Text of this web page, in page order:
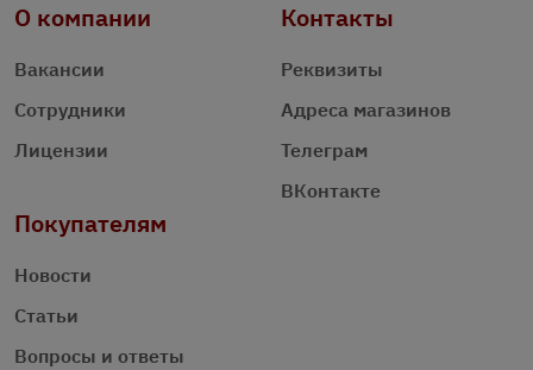
О компании
Вакансии
Сотрудники
Лицензии
Контакты
Реквизиты
Адреса магазинов
Телеграм
ВКонтакте
Покупателям
Новости
Статьи
Вопросы и ответы